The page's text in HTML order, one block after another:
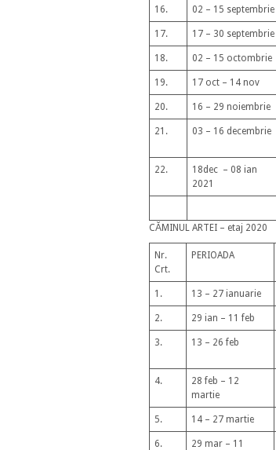
16. 02 – 15 septembrie
17. 17 – 30 septembrie
18. 02 – 15 octombrie
19. 17 oct – 14 nov
20. 16 – 29 noiembrie
21. 03 – 16 decembrie
22.
18dec – 08 ian
2021
CĂMINUL ARTEI – etaj 2020
Nr.
Crt.
PERIOADA
1. 13 – 27 ianuarie
2. 29 ian – 11 feb
3. 13 – 26 feb
4.
28 feb – 12
martie
5. 14 – 27 martie
6.
29 mar – 11